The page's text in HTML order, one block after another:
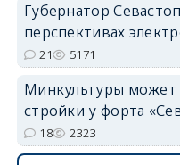
Губернатор
перспективах
21 5171
Минкультуры может
стройки у форта
18 2323